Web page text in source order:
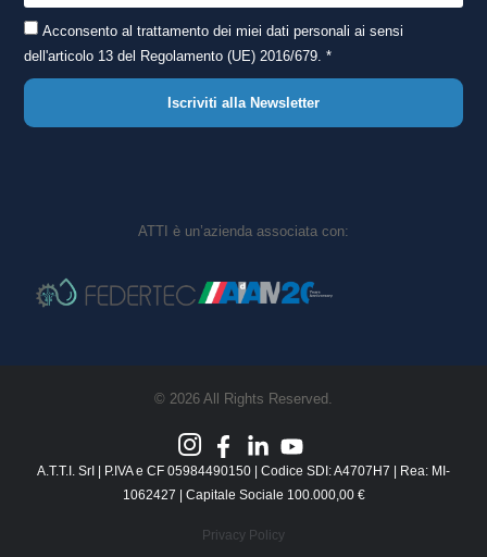
Acconsento al trattamento dei miei dati personali ai sensi
dell'articolo 13 del Regolamento (UE) 2016/679. *
Iscriviti alla Newsletter
ATTI è un’azienda associata con:
© 2026 All Rights Reserved.
A.T.T.I. SrI | P.IVA e CF 05984490150 | Codice SDI: A4707H7 | Rea: MI-
1062427 | Capitale Sociale 100.000,00 €
Privacy Policy